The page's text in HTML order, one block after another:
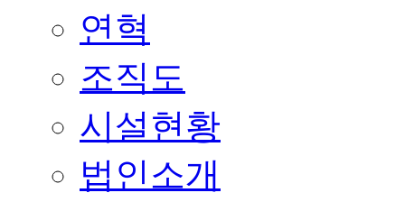
연혁
조직도
시설현황
법인소개